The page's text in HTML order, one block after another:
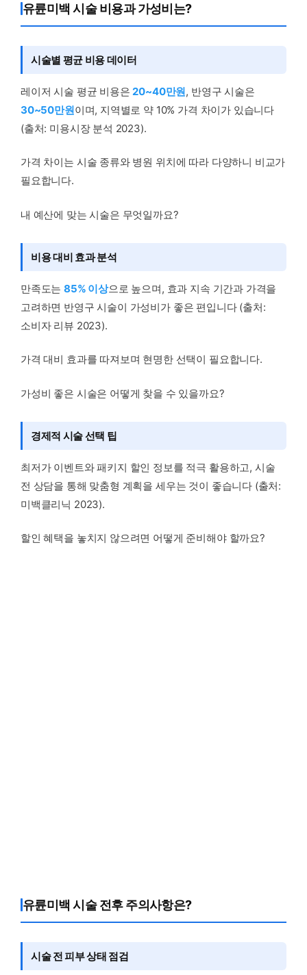
유륜미백 시술 비용과 가성비는?
시술별 평균 비용 데이터
레이저 시술 평균 비용은 20~40만원, 반영구 시술은
30~50만원이며, 지역별로 약 10% 가격 차이가 있습니다
(출처: 미용시장 분석 2023).
가격 차이는 시술 종류와 병원 위치에 따라 다양하니 비교가
필요합니다.
내 예산에 맞는 시술은 무엇일까요?
비용 대비 효과 분석
만족도는85% 이상으로 높으며, 효과 지속 기간과 가격을
고려하면 반영구 시술이 가성비가 좋은 편입니다 (출처:
소비자 리뷰 2023).
가격 대비 효과를 따져보며 현명한 선택이 필요합니다.
가성비 좋은 시술은 어떻게 찾을 수 있을까요?
경제적 시술 선택 팁
최저가 이벤트와 패키지 할인 정보를 적극 활용하고, 시술
전 상담을 통해 맞춤형 계획을 세우는 것이 좋습니다 (출처:
미백클리닉 2023).
할인 혜택을 놓치지 않으려면 어떻게 준비해야 할까요?
유륜미백 시술 전후 주의사항은?
시술 전 피부 상태 점검